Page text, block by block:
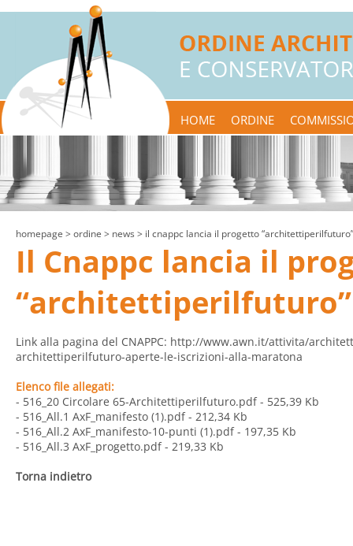
HOME ORDINE
homepage > ordine > news > il cnappc lancia il progetto “architettiperilfuturo”
Il Cnappc lancia il
“architettiperilfuturo”
Link alla pagina del CNAPPC: http://www.awn.it/attivita/
architettiperilfuturo-aperte-le-iscrizioni-alla-maratona
Elenco file allegati:
- 516_20 Circolare 65-Architettiperilfuturo.pdf- 525,39 Kb
- 516_All.1 AxF_manifesto (1).pdf- 212,34 Kb
- 516_All.2 AxF_manifesto-10-punti (1).pdf- 197,35 Kb
- 516_All.3 AxF_progetto.pdf- 219,33 Kb
Torna indietro